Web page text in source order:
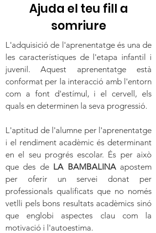
Ajuda el teu fill a
somriure
L'adquisició de l'aprenentatge és una de
les característiques de l'etapa infantil i
juvenil. Aquest aprenentatge està
conformat per la interacció amb l'entorn
com a font d'estímul, i el cervell, els
quals en determinen la seva progressió.
L'aptitud de l'alumne per l'aprenentatge
i el rendiment acadèmic és determinant
en el seu progrés escolar. És per això
que des de LA BAMBALINA apostem
per oferir un servei donat per
professionals qualificats que no només
vetlli pels bons resultats acadèmics sinó
que englobi aspectes clau com la
motivació i l'autoestima.